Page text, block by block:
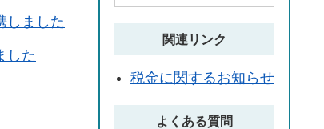
しました
した
関連リンク
税金に関するお知らせ
よくある質問